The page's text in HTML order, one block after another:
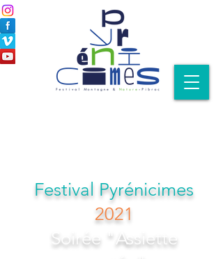
Festival Pyrénicimes
2021
Soirée "Assiette